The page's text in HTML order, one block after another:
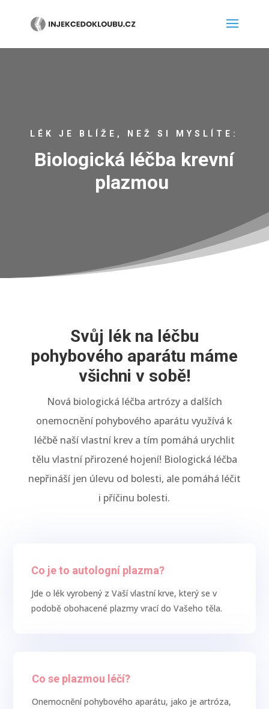
LÉK JE BLÍŽE, NEŽ SI MYSLÍTE:
Biologická léčba krevní
plazmou
Svůj lék na léčbu
pohybového aparátu máme
všichni v sobě!
Nová biologická léčba artrózy a dalších
onemocnění pohybového aparátu využívá k
léčbě naší vlastní krev a tím pomáhá urychlit
tělu vlastní přirozené hojení! Biologická léčba
nepřináší jen úlevu od bolesti, ale pomáhá léčit
i příčinu bolesti.
Co je to autologní plazma?
Jde o lék vyrobený z Vaší vlastní krve, který se v
podobě obohacené plazmy vrací do Vašeho těla.
Co se plazmou léčí?
Onemocnění pohybového aparátu, jako je artróza,